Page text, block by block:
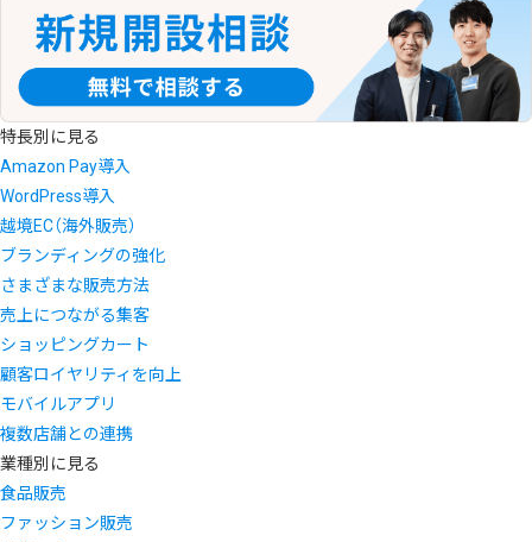
特長別に見る
Amazon Pay導入
WordPress導入
越境EC（海外販売）
ブランディングの強化
さまざまな販売方法
売上につながる集客
ショッピングカート
顧客ロイヤリティを向上
モバイルアプリ
複数店舗との連携
業種別に見る
食品販売
ファッション販売